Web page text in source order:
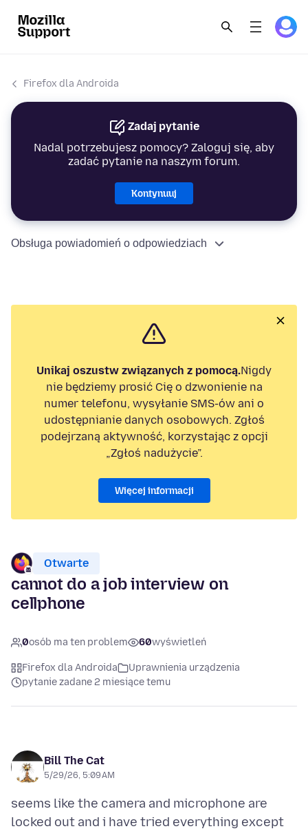
Firefox dla Androida
Zadaj pytanie
Nadal potrzebujesz pomocy? Zaloguj się, aby
zadać pytanie na naszym forum.
Kontynuuj
Obsługa powiadomień o odpowiedziach
Unikaj oszustw związanych z pomocą.Nigdy
nie będziemy prosić Cię o dzwonienie na
numer telefonu, wysyłanie SMS-ów ani o
udostępnianie danych osobowych. Zgłoś
podejrzaną aktywność, korzystając z opcji
„Zgłoś nadużycie”.
Więcej informacji
Otwarte
cannot do a job interview on
cellphone
0osób ma ten problem 60wyświetleń
Firefox dla Androida
Uprawnienia urządzenia
pytanie zadane 2 miesiące temu
Bill The Cat
5/29/26, 5:09 AM
seems like the camera and microphone are
locked out and i have tried everything except